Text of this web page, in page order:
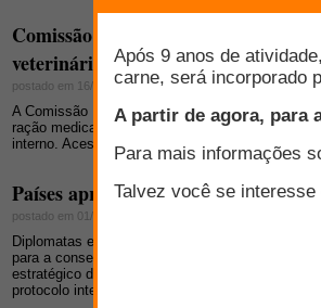
Comissão Europeia adota novas
veterinários e rações medicadas
postado em 16/09/2014
A Comissão Europeia adotou na semana
ração medicada que visam melhorar a saúde
interno. Acesse e veja as perguntas e respostas
Países aprovam pacote de medidas
postado em 01/11/2010
Diplomatas e ministros de 193 países
para a conservação e o uso sustentável da
estratégico de metas para 2020, um
protocolo internacional de combate à biopirataria.